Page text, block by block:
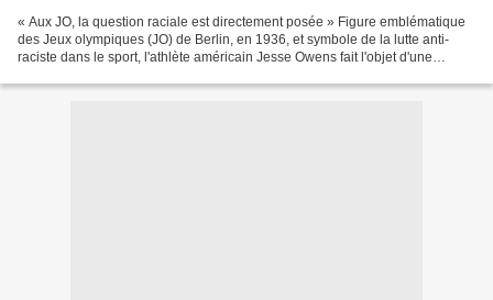
« Aux JO, la question raciale est directement posée » Figure emblématique
des Jeux olympiques (JO) de Berlin, en 1936, et symbole de la lutte anti-
raciste dans le sport, l'athlète américain Jesse Owens fait l'objet d'une